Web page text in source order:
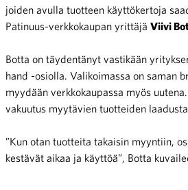
joiden avulla tuotteen käyttökertoja
Patinuus-verkkokaupan yrittäjä Viivi
Botta on täydentänyt vastikään
hand -osiolla. Valikoimassa on saman
myydään verkkokaupassa myös
vakuutus myytävien tuotteiden
”Kun otan tuotteita takaisin myyntiin,
kestävät aikaa ja käyttöä”, Botta